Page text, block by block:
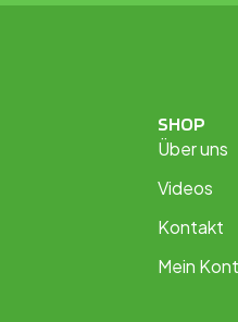
SHOP
Über uns
Videos
Kontakt
Mein